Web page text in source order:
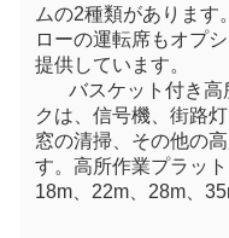
ムの2種類があります
ローの運転席もオプ
提供しています。
バスケット付き高
ク は、信号機、街路
窓の清掃、その他の
す。 高所作業プラッ
18m、22m、28m、